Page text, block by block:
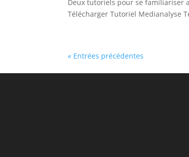
Deux tutoriels pour se familiariser
Télécharger Tutoriel Medianalyse
« Entrées précédentes